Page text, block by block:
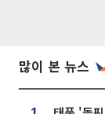
많이 본 뉴스